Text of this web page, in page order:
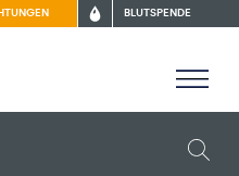
BLUTSPENDE